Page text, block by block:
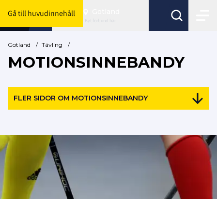
Gå till huvudinnehåll
Byt förbund här
Gotland / Tävling /
MOTIONSINNEBANDY
FLER SIDOR OM MOTIONSINNEBANDY